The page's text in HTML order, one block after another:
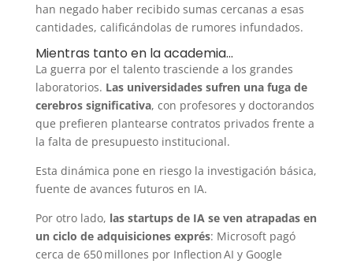
han negado haber recibido sumas cercanas a esas
cantidades, calificándolas de rumores infundados.
Mientras tanto en la academia…
La guerra por el talento trasciende a los grandes
laboratorios. Las universidades sufren una fuga de
cerebros significativa, con profesores y doctorandos
que prefieren plantearse contratos privados frente a
la falta de presupuesto institucional.
Esta dinámica pone en riesgo la investigación básica,
fuente de avances futuros en IA.
Por otro lado, las startups de IA se ven atrapadas en
un ciclo de adquisiciones exprés: Microsoft pagó
cerca de 650 millones por Inflection AI y Google